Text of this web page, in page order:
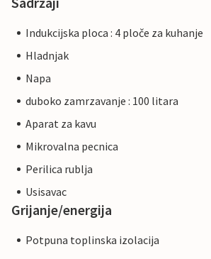
Indukcijska ploca : 4 ploče za kuhanje
Hladnjak
Napa
duboko zamrzavanje : 100 litara
Aparat za kavu
Mikrovalna pecnica
Perilica rublja
Usisavac
Grijanje/energija
Potpuna toplinska izolacija